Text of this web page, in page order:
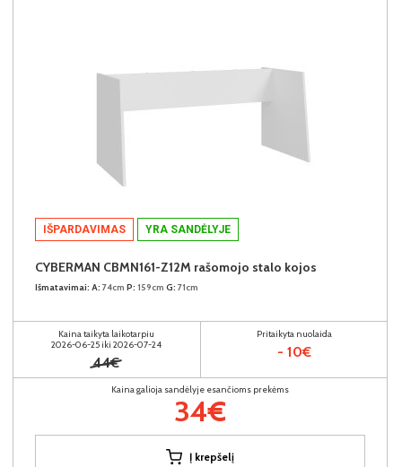
IŠPARDAVIMAS YRA SANDĖLYJE
CYBERMAN CBMN161-Z12M rašomojo stalo kojos
Išmatavimai: A: 74cm P: 159cm G: 71cm
Kaina taikyta laikotarpiu
2026-06-25 iki 2026-07-24
44€
Pritaikyta nuolaida
- 10€
Kaina galioja sandėlyje esančioms prekėms
34€
Į krepšelį